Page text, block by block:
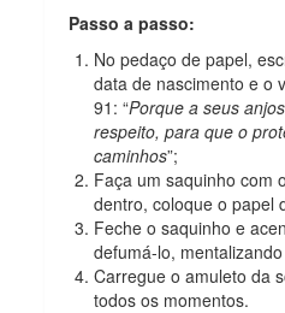
Passo a passo:
No pedaço de papel,
data de nascimento e o
91: “Porque a seus
respeito, para que o
caminhos”;
Faça um saquinho com
dentro, coloque o papel
Feche o saquinho e
defumá-lo,
Carregue o amuleto da
todos os momentos.